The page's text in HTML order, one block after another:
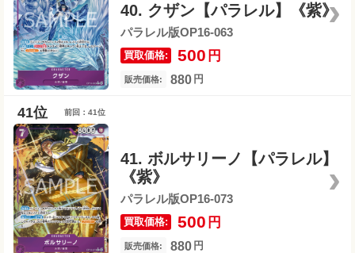
40. クザン【パラレル】《紫》
パラレル版OP16-063
買取価格: 500 円
販売価格: 880 円
前回：41位
41. ボルサリーノ【パラレル】
《紫》
パラレル版OP16-073
買取価格: 500 円
販売価格: 880 円